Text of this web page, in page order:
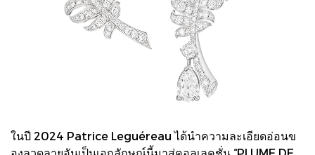
ในปี 2024 Patrice Leguéreau ได้นำความละเอียดอ่อนข
องลวดลายอันเป็นเอกลักษณ์นี้มาสู่คอลเลคชั่น “PLUME DE